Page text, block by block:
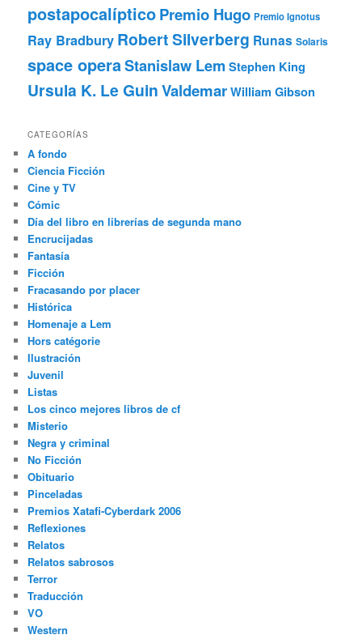
postapocalípticoPremio Hugo Premio Ignotus
Ray Bradbury Robert Silverberg Runas Solaris
space operaStanislaw Lem Stephen King
Ursula K. Le GuinValdemarWilliam Gibson
CATEGORÍAS
A fondo
Ciencia Ficción
Cine y TV
Cómic
Día del libro en librerías de segunda mano
Encrucijadas
Fantasía
Ficción
Fracasando por placer
Histórica
Homenaje a Lem
Hors catégorie
Ilustración
Juvenil
Listas
Los cinco mejores libros de cf
Misterio
Negra y criminal
No Ficción
Obituario
Pinceladas
Premios Xatafi-Cyberdark 2006
Reflexiones
Relatos
Relatos sabrosos
Terror
Traducción
VO
Western